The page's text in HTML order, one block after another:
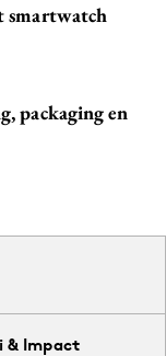
smartwatch
packaging en
& Impact